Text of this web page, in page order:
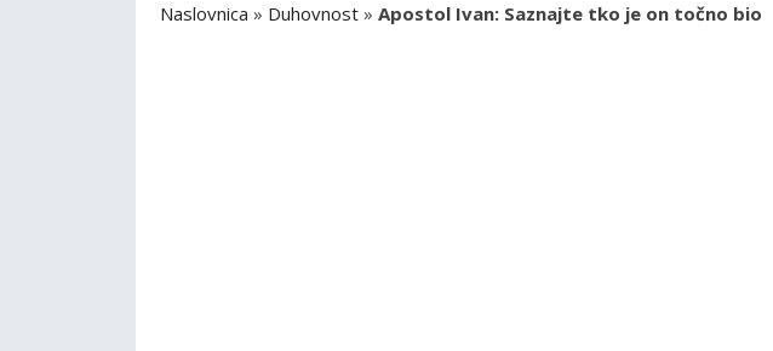
Naslovnica » Duhovnost » Apostol Ivan: Saznajte tko je on točno bio